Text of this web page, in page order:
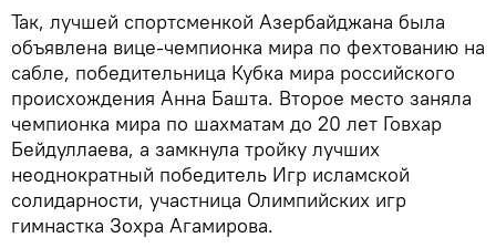
Так, лучшей спортсменкой Азербайджана была
объявлена вице-чемпионка мира по фехтованию на
сабле, победительница Кубка мира российского
происхождения Анна Башта. Второе место заняла
чемпионка мира по шахматам до 20 лет Говхар
Бейдуллаева, а замкнула тройку лучших
неоднократный победитель Игр исламской
солидарности, участница Олимпийских игр
гимнастка Зохра Агамирова.